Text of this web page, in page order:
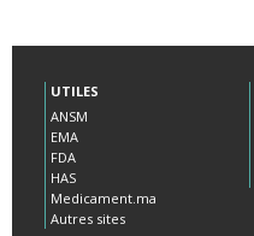
UTILES
ANSM
EMA
FDA
HAS
Medicament.ma
Autres sites